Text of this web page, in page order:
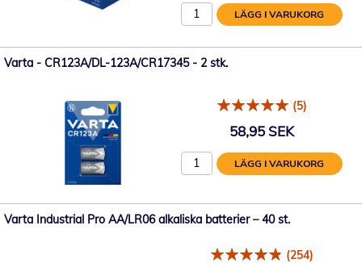
LÄGG I VARUKORG
Varta - CR123A/DL-123A/CR17345 - 2 stk.
(5)
58,95 SEK
LÄGG I VARUKORG
Varta Industrial Pro AA/LR06 alkaliska batterier – 40 st.
(254)